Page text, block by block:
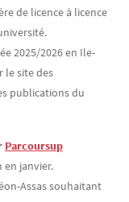
de licence à licence
2025/2026 en Ile-
le site des
publications du
Parcoursup
janvier.
Assas souhaitant